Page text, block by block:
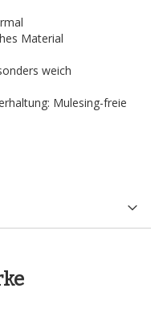
Material
weich
Mulesing-freie